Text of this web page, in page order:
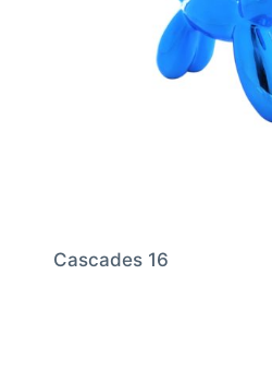
Cascades 16